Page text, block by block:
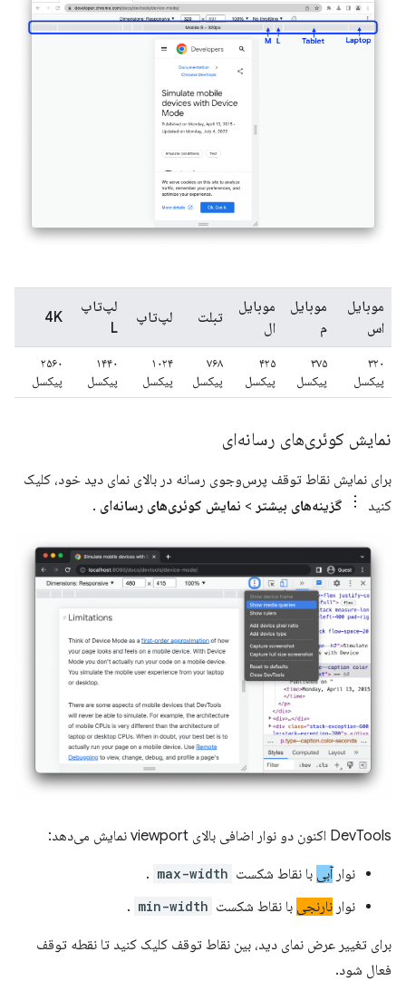
موبایل
اس
موبایل
م
موبایل
ال
تبلت لپ‌تاپ
لپ‌تاپ
L
4K
۳۲۰
پیکسل
۳۷۵
پیکسل
۴۲۵
پیکسل
۷۶۸
پیکسل
۱۰۲۴
پیکسل
۱۴۴۰
پیکسل
۲۵۶۰
پیکسل
نمایش کوئری‌های رسانه‌ای
برای نمایش نقاط توقف پرس‌وجوی رسانه در بالای نمای دید خود، کلیک
کنید
گزینه‌های بیشتر > نمایش کوئری‌های رسانه‌ای .
DevTools اکنون دو نوار اضافی بالای viewport نمایش می‌دهد:
نوار آبی با نقاط شکست max-width
.
نوار نارنجی با نقاط شکست min-width
.
برای تغییر عرض نمای دید، بین نقاط توقف کلیک کنید تا نقطه توقف
فعال شود.